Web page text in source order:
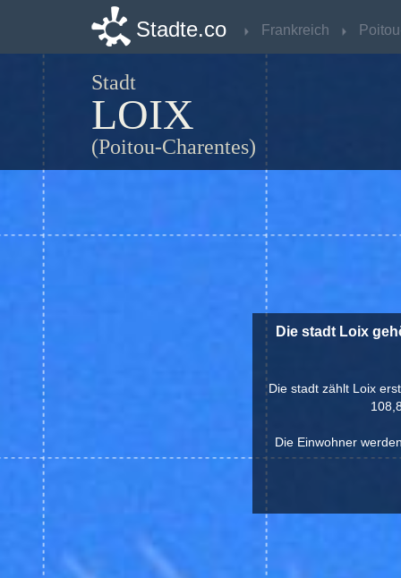
Stadte.co Frankreich
Stadt
LOIX
(Poitou-Charentes)
Die stadt Loix
Die stadt zählt Loix
Die Einwohner
Stadte.co Frankreich